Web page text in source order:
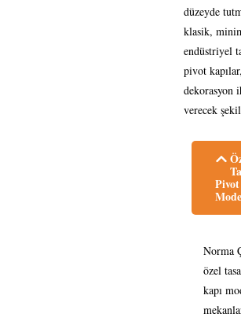
düzeyde
klasik,
endüstriyel
pivot
dekorasyon
verecek
Norma
özel
kapı